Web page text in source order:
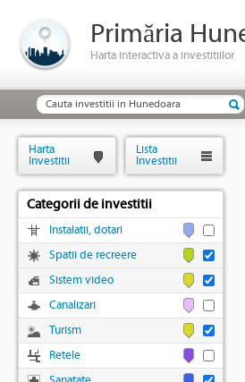
Primăria
Harta interactiva a investitiilor
Harta
Investitii
Lista
Investitii
Categorii de investitii
Instalatii, dotari
Spatii de recreere
Sistem video
Canalizari
Turism
Retele